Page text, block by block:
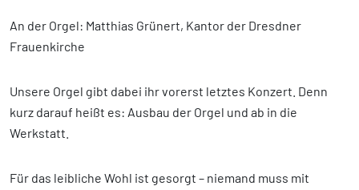
An der Orgel: Matthias Grünert, Kantor der Dresdner
Frauenkirche
Unsere Orgel gibt dabei ihr vorerst letztes Konzert. Denn
kurz darauf heißt es: Ausbau der Orgel und ab in die
Werkstatt.
Für das leibliche Wohl ist gesorgt – niemand muss mit